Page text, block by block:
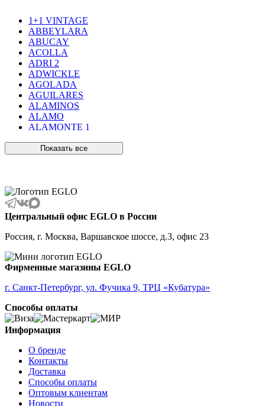
1+1 VINTAGE
ABBEYLARA
ABUCAY
ACOLLA
ADRI 2
ADWICKLE
AGOLADA
AGUILARES
ALAMINOS
ALAMO
ALAMONTE 1
ALBARACCIN
ALCUDIA
ALDERNEY
ALMANZORA
ALMEIDA
ALMEIDA 2
ALMONTE
ALMUDAINA
ALOBRASE
ALSAGER
ALVEZ
AMADORA
AMAKUSA
AMBATOBE
AMBILOBE
AMBONDRONA
AMBORIALA
AMEZAGA
AMOATSY
Показать все
Центральный офис EGLO в России
Россия, г. Москва, Варшавское шоссе, д.3, офис 23
Фирменные магазины EGLO
г. Санкт-Петербург, ул. Фучика 9, ТРЦ «Кубатура»
Способы оплаты
Информация
О бренде
Контакты
Доставка
Способы оплаты
Оптовым клиентам
Новости